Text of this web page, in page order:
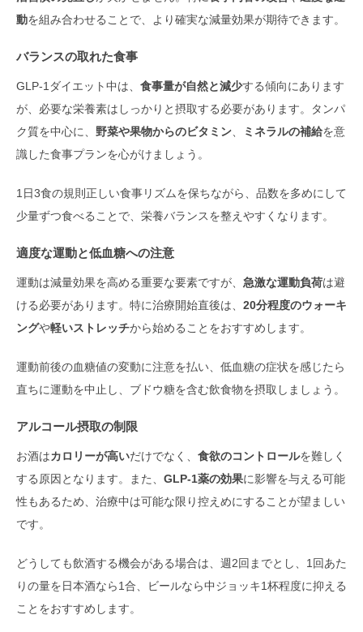
動を組み合わせることで、より確実な減量効果が期待できます。
バランスの取れた食事
GLP-1ダイエット中は、 食事量が自然と減少する傾向にあります
が、必要な栄養素はしっかりと摂取する必要があります。タンパ
ク質を中心に、 野菜や果物からのビタミン ミネラルの補給を意
識した食事プランを心がけましょう。
1日3食の規則正しい食事リズムを保ちながら、品数を多めにして
少量ずつ食べることで、栄養バランスを整えやすくなります。
適度な運動と低血糖への注意
運動は減量効果を高める重要な要素ですが、 急激な運動負荷は避
ける必要があります。特に治療開始直後は、 20分程度のウォーキ
ングや軽いストレッチから始めることをおすすめします。
運動前後の血糖値の変動に注意を払い、低血糖の症状を感じたら
直ちに運動を中止し、ブドウ糖を含む飲食物を摂取しましょう。
アルコール摂取の制限
お酒はカロリーが高いだけでなく、 食欲のコントロールを難しく
する原因となります。また、 GLP-1薬の効果に影響を与える可能
性もあるため、治療中は可能な限り控えめにすることが望ましい
です。
どうしても飲酒する機会がある場合は、週2回までとし、1回あた
りの量を日本酒なら1合、ビールなら中ジョッキ1杯程度に抑える
ことをおすすめします。